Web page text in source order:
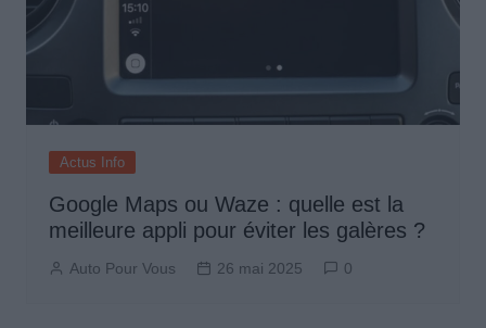
Actus Info
Google Maps ou Waze : quelle est la
meilleure appli pour éviter les galères ?
Auto Pour Vous 26 mai 2025 0